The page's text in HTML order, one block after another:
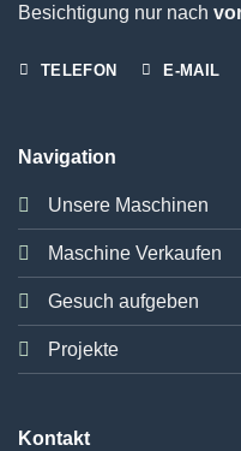
Besichtigung nur nach
TELEFON E-MAIL
Navigation
Unsere Maschinen
Maschine Verkaufen
Gesuch aufgeben
Projekte
Kontakt